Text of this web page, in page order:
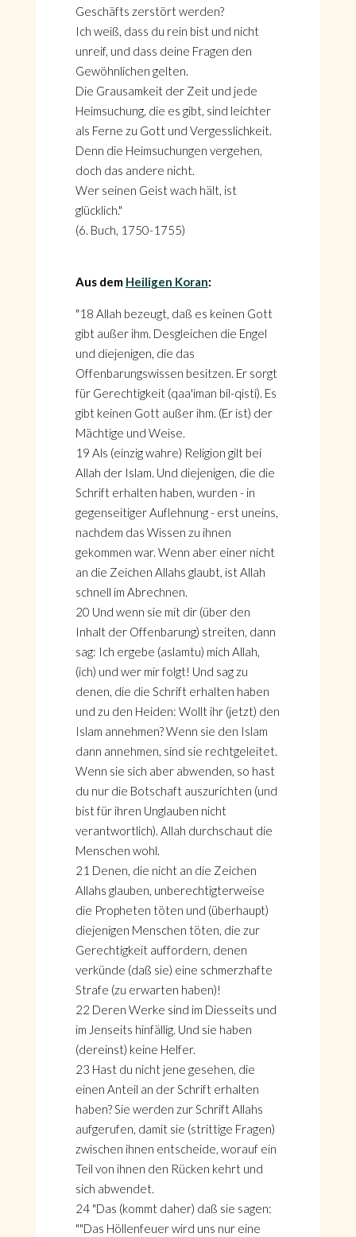
Geschäfts zerstört werden?
Ich weiß, dass du rein bist und nicht
unreif, und dass deine Fragen den
Gewöhnlichen gelten.
Die Grausamkeit der Zeit und jede
Heimsuchung, die es gibt, sind leichter
als Ferne zu Gott und Vergesslichkeit.
Denn die Heimsuchungen vergehen,
doch das andere nicht.
Wer seinen Geist wach hält, ist
glücklich."
(6. Buch, 1750-1755)
Aus dem Heiligen Koran:
"18 Allah bezeugt, daß es keinen Gott
gibt außer ihm. Desgleichen die Engel
und diejenigen, die das
Offenbarungswissen besitzen. Er sorgt
für Gerechtigkeit (qaa'iman bil-qisti). Es
gibt keinen Gott außer ihm. (Er ist) der
Mächtige und Weise.
19 Als (einzig wahre) Religion gilt bei
Allah der Islam. Und diejenigen, die die
Schrift erhalten haben, wurden - in
gegenseitiger Auflehnung - erst uneins,
nachdem das Wissen zu ihnen
gekommen war. Wenn aber einer nicht
an die Zeichen Allahs glaubt, ist Allah
schnell im Abrechnen.
20 Und wenn sie mit dir (über den
Inhalt der Offenbarung) streiten, dann
sag: Ich ergebe (aslamtu) mich Allah,
(ich) und wer mir folgt! Und sag zu
denen, die die Schrift erhalten haben
und zu den Heiden: Wollt ihr (jetzt) den
Islam annehmen? Wenn sie den Islam
dann annehmen, sind sie rechtgeleitet.
Wenn sie sich aber abwenden, so hast
du nur die Botschaft auszurichten (und
bist für ihren Unglauben nicht
verantwortlich). Allah durchschaut die
Menschen wohl.
21 Denen, die nicht an die Zeichen
Allahs glauben, unberechtigterweise
die Propheten töten und (überhaupt)
diejenigen Menschen töten, die zur
Gerechtigkeit auffordern, denen
verkünde (daß sie) eine schmerzhafte
Strafe (zu erwarten haben)!
22 Deren Werke sind im Diesseits und
im Jenseits hinfällig. Und sie haben
(dereinst) keine Helfer.
23 Hast du nicht jene gesehen, die
einen Anteil an der Schrift erhalten
haben? Sie werden zur Schrift Allahs
aufgerufen, damit sie (strittige Fragen)
zwischen ihnen entscheide, worauf ein
Teil von ihnen den Rücken kehrt und
sich abwendet.
24 "Das (kommt daher) daß sie sagen:
""Das Höllenfeuer wird uns nur eine